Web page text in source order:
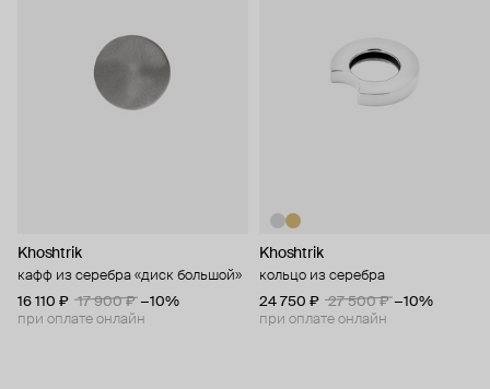
Khoshtrik
кафф из серебра «диск большой»
16 110 ₽
17 900 ₽ −10%
при оплате онлайн
Khoshtrik
кольцо из серебра
24 750 ₽
27 500 ₽ −10%
при оплате онлайн